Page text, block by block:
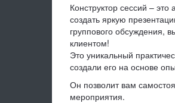
Конструктор сессий –
создать яркую
группового обсуждения,
клиентом!
Это уникальный
создали его на основе
Он позволит вам
мероприятия.